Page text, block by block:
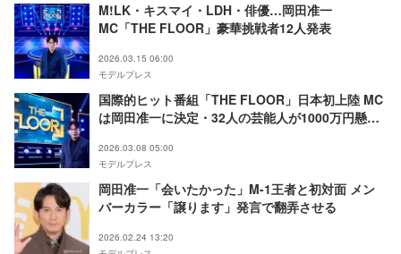
M!LK・キスマイ・LDH・俳優…岡田准一
MC「THE FLOOR」豪華挑戦者12人発表
2026.03.15 06:00
モデルプレス
国際的ヒット番組「THE FLOOR」日本初上陸 MC
は岡田准一に決定・32人の芸能人が1000万円懸け
2026.03.08 05:00
モデルプレス
岡田准一「会いたかった」M-1王者と初対面 メン
バーカラー「譲ります」発言で翻弄させる
2026.02.24 13:20